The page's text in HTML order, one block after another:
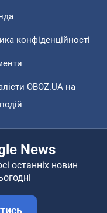
конфіденційності
OBOZ.UA на
News
останніх новин